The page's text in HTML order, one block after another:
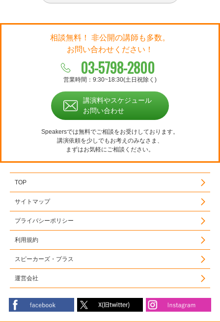
相談無料！ 非公開の講師も多数。
お問い合わせください！
03-5798-2800
営業時間：9:30~18:30(土日祝除く)
講演料やスケジュール
お問い合わせ
Speakersでは無料でご相談をお受けしております。
講演依頼を少しでもお考えのみなさま、
まずはお気軽にご相談ください。
TOP
サイトマップ
プライバシーポリシー
利用規約
スピーカーズ・プラス
運営会社